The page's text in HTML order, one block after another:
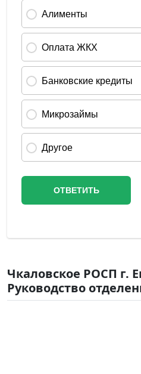
Чкаловское РОСП г.
Руководство